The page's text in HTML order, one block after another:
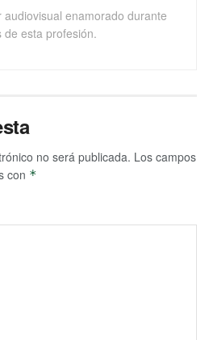
enamorado durante
de esta profesión.
no será publicada. Los campos
con *